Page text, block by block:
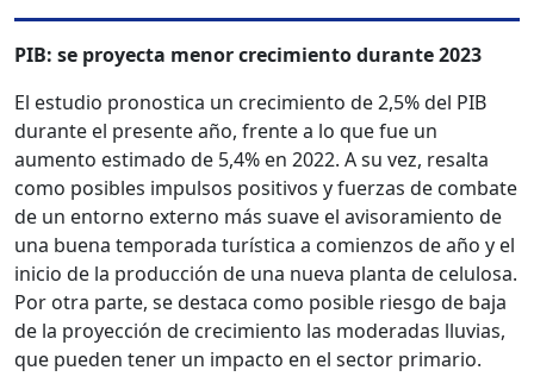
PIB: se proyecta menor crecimiento durante 2023
El estudio pronostica un crecimiento de 2,5% del PIB
durante el presente año, frente a lo que fue un
aumento estimado de 5,4% en 2022. A su vez, resalta
como posibles impulsos positivos y fuerzas de combate
de un entorno externo más suave el avisoramiento de
una buena temporada turística a comienzos de año y el
inicio de la producción de una nueva planta de celulosa.
Por otra parte, se destaca como posible riesgo de baja
de la proyección de crecimiento las moderadas lluvias,
que pueden tener un impacto en el sector primario.